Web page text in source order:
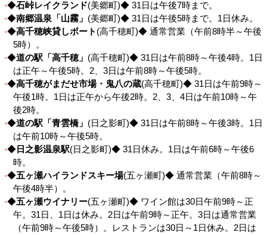
◆石峠レイクランド(美郷町)◆ 31日は午後7時まで。
◆南郷温泉「山霧」 (美郷町)◆ 31日は午後5時まで。1日休み。
◆高千穂峡貸しボート (高千穂町)◆ 通常営業（午前8時半～午後
5時）。
◆道の駅「高千穂」 (高千穂町)◆ 31日は午前8時～午後4時。1日
は正午～午後5時。2、3日は午前8時～午後5時。
◆高千穂がまだせ市場・鬼八の蔵(高千穂町)◆ 31日は午前9時～
午後1時。1日は正午から午後2時。2、3、4日は午前10時～午
後2時。
◆道の駅「青雲橋」 (日之影町)◆ 31日は午前8時～午後3時。1日
は午前10時～午後5時。
◆日之影温泉駅(日之影町)◆ 31日休み。1日は午前6時～午後6
時。
◆五ヶ瀬ハイランドスキー場(五ヶ瀬町)◆ 通常営業（午前8時～
午後4時半）。
◆五ヶ瀬ウイナリー(五ヶ瀬町)◆ ワイン館は30日午前9時～正
午。31日、1日は休み。2日は午前9時～正午。3日は通常営業
（午前9時～午後5時）。レストランは30日～1日休み。2日は